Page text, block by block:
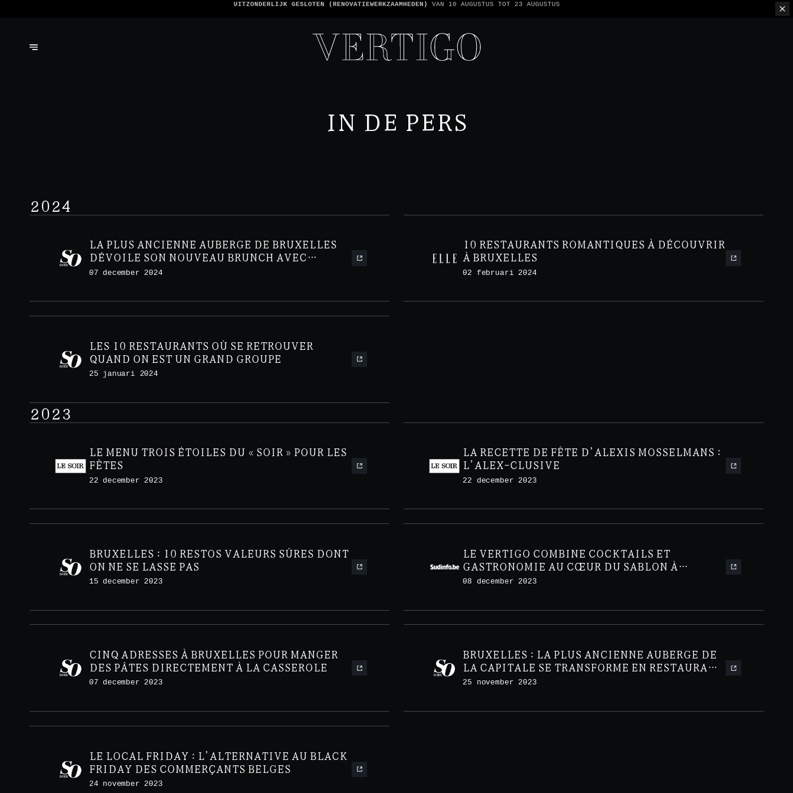
WE ZIJN CASHLESS - ALLEEN KAARTEN GEACCEPTEERD - 1 REKENING PER TAFEL
IN DE PERS
2024
LA PLUS ANCIENNE AUBERGE DE BRUXELLES
DÉVOILE SON NOUVEAU BRUNCH AVEC
MIMOSA À VOLONTÉ
07 december 2024
10 RESTAURANTS ROMANTIQUES À DÉCOUVRIR
À BRUXELLES
02 februari 2024
LES 10 RESTAURANTS OÙ SE RETROUVER
QUAND ON EST UN GRAND GROUPE
25 januari 2024
2023
LE MENU TROIS ÉTOILES DU « SOIR » POUR LES
FÊTES
22 december 2023
LA RECETTE DE FÊTE D’ALEXIS MOSSELMANS :
L’ALEX-CLUSIVE
22 december 2023
BRUXELLES : 10 RESTOS VALEURS SÛRES DONT
ON NE SE LASSE PAS
15 december 2023
LE VERTIGO COMBINE COCKTAILS ET
GASTRONOMIE AU CŒUR DU SABLON À
BRUXELLES
08 december 2023
CINQ ADRESSES À BRUXELLES POUR MANGER
DES PÂTES DIRECTEMENT À LA CASSEROLE
07 december 2023
BRUXELLES : LA PLUS ANCIENNE AUBERGE DE
LA CAPITALE SE TRANSFORME EN RESTAURANT
CONFIDENTIEL
25 november 2023
LE LOCAL FRIDAY : L’ALTERNATIVE AU BLACK
FRIDAY DES COMMERÇANTS BELGES
24 november 2023